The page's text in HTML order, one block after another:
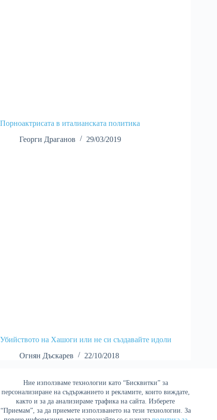
Ние използваме технологии като “Бисквитки” за
персонализиране на съдържанието и рекламите, които виждате,
както и за да анализираме трафика на сайта. Изберете
“Приемам”, за да приемете използването на тези технологии. За
Порноактрисата в италианската политика
Георги Драганов
29/03/2019
Убийството на Хашоги или не си създавайте идоли
Огнян Дъскарев
22/10/2018